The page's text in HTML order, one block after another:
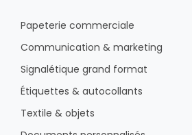
Papeterie commerciale
Communication & marketing
Signalétique grand format
Étiquettes & autocollants
Textile & objets